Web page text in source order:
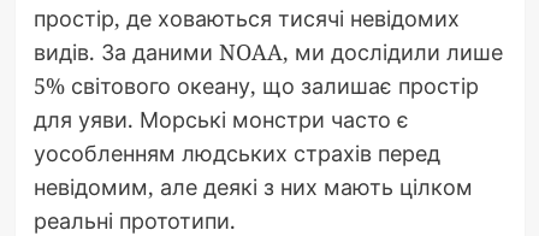
простір, де ховаються тисячі невідомих
видів. За даними NOAA, ми дослідили лише
5% світового океану, що залишає простір
для уяви. Морські монстри часто є
уособленням людських страхів перед
невідомим, але деякі з них мають цілком
реальні прототипи.